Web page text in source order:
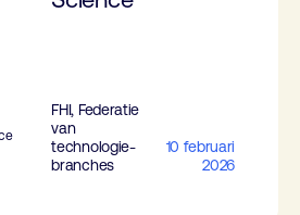
FHI, Federatie
van
technologie-
branches
10 februari
2026